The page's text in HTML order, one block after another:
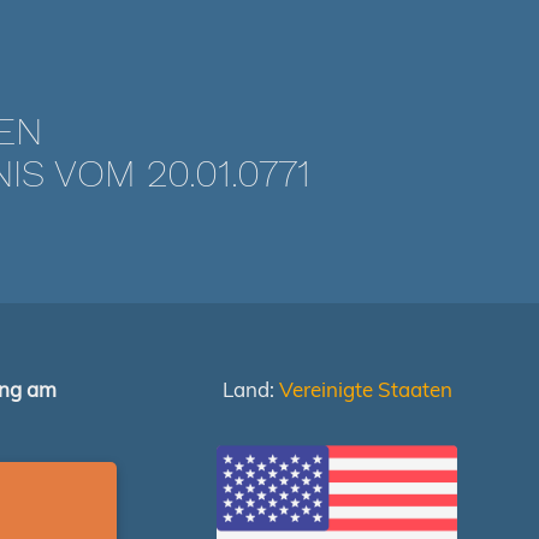
VOM 20.01.0771
am
Land: Vereinigte Staaten